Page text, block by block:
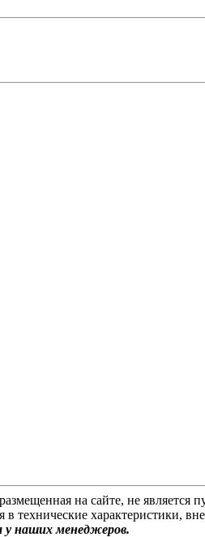
на сайте, не
технические характеристики,
у наших менеджеров.